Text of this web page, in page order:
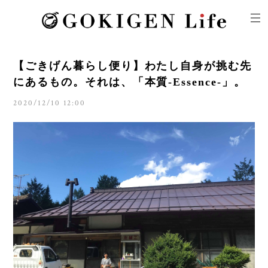
【ごきげん暮らし便り】わたし自身が挑む先
にあるもの。それは、「本質-Essence-」。
2020/12/10 12:00